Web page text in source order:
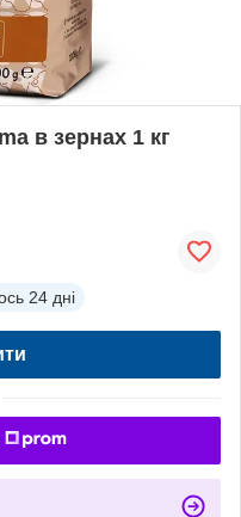
в зернах 1 кг
24 дні